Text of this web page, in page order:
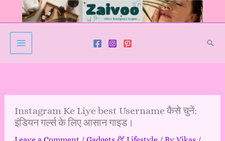
Instagram Ke Liye best Username कैसे चुनें:
इंडियन गर्ल्स के लिए आसान गाइड।